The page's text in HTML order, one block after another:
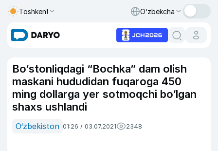
Toshkent O‘zbekcha
Bo‘stonliqdagi “Bochka” dam olish
maskani hududidan fuqaroga 450
ming dollarga yer sotmoqchi bo‘lgan
shaxs ushlandi
O‘zbekiston 01:26 / 03.07.2021 2348